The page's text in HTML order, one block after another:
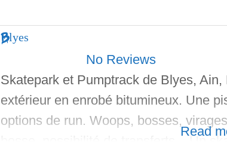
Blyes
No Reviews
Skatepark et Pumptrack de Blyes,
extérieur en enrobé bitumineux. Une
options de run. Woops, bosses,
bosse, possibilité de transferts. Un
Read